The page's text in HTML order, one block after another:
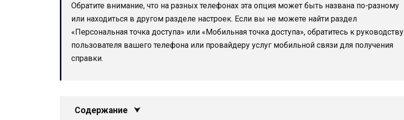
Обратите внимание, что на разных телефонах эта опция может быть названа по-разному
или находиться в другом разделе настроек. Если вы не можете найти раздел
«Персональная точка доступа» или «Мобильная точка доступа», обратитесь к руководству
пользователя вашего телефона или провайдеру услуг мобильной связи для получения
справки.
Содержание